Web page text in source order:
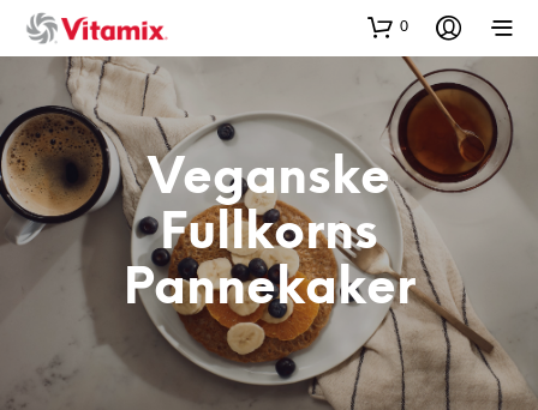
0
Veganske
Fullkorns
Pannekaker